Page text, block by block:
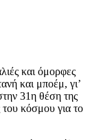
και όμορφες
και μποέμ, γι’
31η θέση της
του κόσμου για το